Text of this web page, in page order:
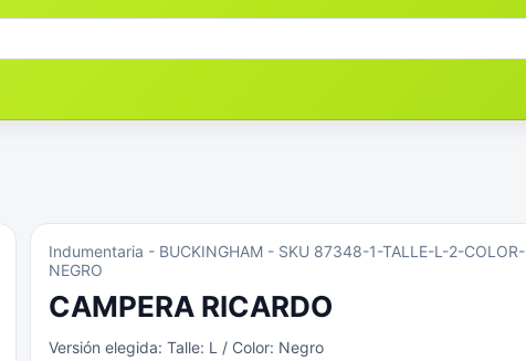
Indumentaria - BUCKINGHAM- SKU 87348-1-TALLE-L-2-COLOR-
NEGRO
CAMPERA RICARDO
Versión elegida: Talle: L / Color: Negro